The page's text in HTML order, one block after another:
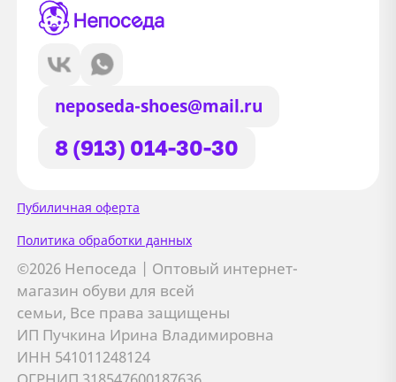
neposeda-shoes@mail.ru
8 (913) 014-30-30
Пубиличная оферта
Политика обработки данных
©2026 Непоседа | Оптовый интернет-
магазин обуви для всей
семьи, Все права защищены
ИП Пучкина Ирина Владимировна
ИНН 541011248124
Сайт использует файлы Cookie
Мы используем файлы cookie и
сторонние сервисы (Yandex.Metrica и
AppMetrica) для анализа трафика,
персонализации контента и улучшения
сайта.
Подробнее см. вПолитике обработки персональных
данных